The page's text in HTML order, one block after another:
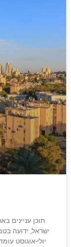
תוכן עניינים
ישראל, ידועה